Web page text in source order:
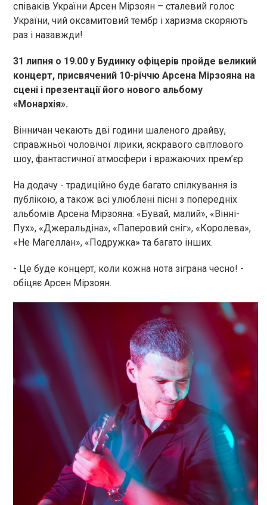
співаків України Арсен Мірзоян – сталевий голос
України, чий оксамитовий тембр і харизма скоряють
раз і назавжди!
31 липня о 19.00 у Будинку офіцерів пройде великий
концерт, присвячений 10-річчю Арсена Мірзояна на
сцені і презентації його нового альбому
«Монархія».
Вінничан чекають дві години шаленого драйву,
справжньої чоловічої лірики, яскравого світлового
шоу, фантастичної атмосфери і вражаючих прем’єр.
На додачу - традиційно буде багато спілкування із
публікою, а також всі улюблені пісні з попередніх
альбомів Арсена Мірзояна: «Бувай, малий», « Вінні-
Пух», «Джеральдіна», «Паперовий сніг», «Королева»,
«Не Магеллан», «Подружка» та багато інших.
- Це буде концерт, коли кожна нота зіграна чесно! -
обіцяє Арсен Мірзоян.